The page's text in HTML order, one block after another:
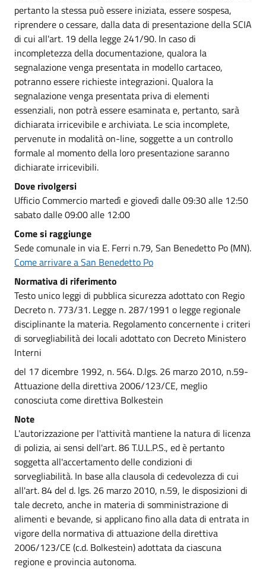
pertanto la stessa può essere iniziata, essere sospesa,
riprendere o cessare, dalla data di presentazione della SCIA
di cui all'art. 19 della legge 241/90. In caso di
incompletezza della documentazione, qualora la
segnalazione venga presentata in modello cartaceo,
potranno essere richieste integrazioni. Qualora la
segnalazione venga presentata priva di elementi
essenziali, non potrà essere esaminata e, pertanto, sarà
dichiarata irricevibile e archiviata. Le scia incomplete,
pervenute in modalità on-line, soggette a un controllo
formale al momento della loro presentazione saranno
dichiarate irricevibili.
Dove rivolgersi
Ufficio Commercio martedì e giovedì dalle 09:30 alle 12:50
sabato dalle 09:00 alle 12:00
Come si raggiunge
Sede comunale in via E. Ferri n.79, San Benedetto Po (MN).
Come arrivare a San Benedetto Po
Normativa di riferimento
Testo unico leggi di pubblica sicurezza adottato con Regio
Decreto n. 773/31. Legge n. 287/1991 o legge regionale
disciplinante la materia. Regolamento concernente i criteri
di sorvegliabilità dei locali adottato con Decreto Ministero
Interni
del 17 dicembre 1992, n. 564. D.lgs. 26 marzo 2010, n.59-
Attuazione della direttiva 2006/123/CE, meglio
conosciuta come direttiva Bolkestein
Note
L'autorizzazione per l'attività mantiene la natura di licenza
di polizia, ai sensi dell'art. 86 T.U.L.P.S., ed è pertanto
soggetta all'accertamento delle condizioni di
sorvegliabilità. In base alla clausola di cedevolezza di cui
all'art. 84 del d. lgs. 26 marzo 2010, n.59, le disposizioni di
tale decreto, anche in materia di somministrazione di
alimenti e bevande, si applicano fino alla data di entrata in
vigore della normativa di attuazione della direttiva
2006/123/CE (c.d. Bolkestein) adottata da ciascuna
regione e provincia autonoma.